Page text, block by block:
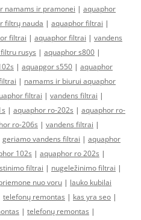
namams ir pramonei | aquaphor
filtrų nauda | aquaphor filtrai |
filtrai | aquaphor filtrai | vandens
rusys | aquaphor s800 |
| aquapgor s550 | aquaphor
| namams ir biurui aquaphor
filtrai | vandens filtrai |
| aquaphor ro-202s | aquaphor ro-
ro-206s | vandens filtrai |
geriamo vandens filtrai | aquaphor
102s | aquaphor ro 202s |
filtrai | nugeležinimo filtrai |
nuo voru | lauko kubilai
telefonų remontas | kas yra seo |
| telefonų remontas |